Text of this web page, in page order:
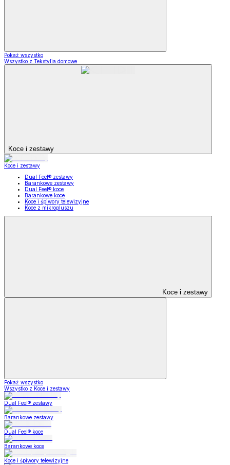
Pokaż wszystko
Wszystko z Tekstylia domowe
Koce i zestawy
Koce i zestawy
Dual Feel® zestawy
Barankowe zestawy
Dual Feel® koce
Barankowe koce
Koce i śpiwory telewizyjne
Koce z mikropluszu
Koce i zestawy
Pokaż wszystko
Wszystko z Koce i zestawy
Dual Feel® zestawy
Barankowe zestawy
Dual Feel® koce
Barankowe koce
Koce i śpiwory telewizyjne